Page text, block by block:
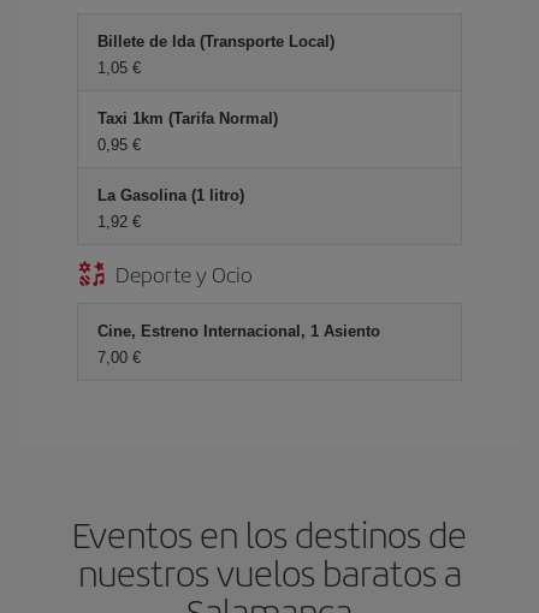
Billete de Ida (Transporte Local)
1,05 €
Taxi 1km (Tarifa Normal)
0,95 €
La Gasolina (1 litro)
1,92 €
Deporte y Ocio
Cine, Estreno Internacional, 1 Asiento
7,00 €
Eventos en los destinos de
nuestros vuelos baratos a